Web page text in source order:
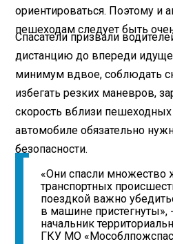
ориентироваться. Поэтому и
пешеходам следует быть
Спасатели призвали
дистанцию до впереди
минимум вдвое, соблюдать
избегать резких маневров,
скорость вблизи
автомобиле обязательно
безопасности.
«Они спасли
транспортных
поездкой важно
в машине пристегнуты»,
начальник
ГКУ МО